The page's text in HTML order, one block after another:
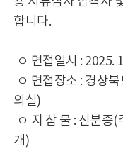
합니다.
ㅇ 면접일시 : 2025.
ㅇ 면접장소 : 경상
의실)
ㅇ 지 참 물 : 신분증
개)